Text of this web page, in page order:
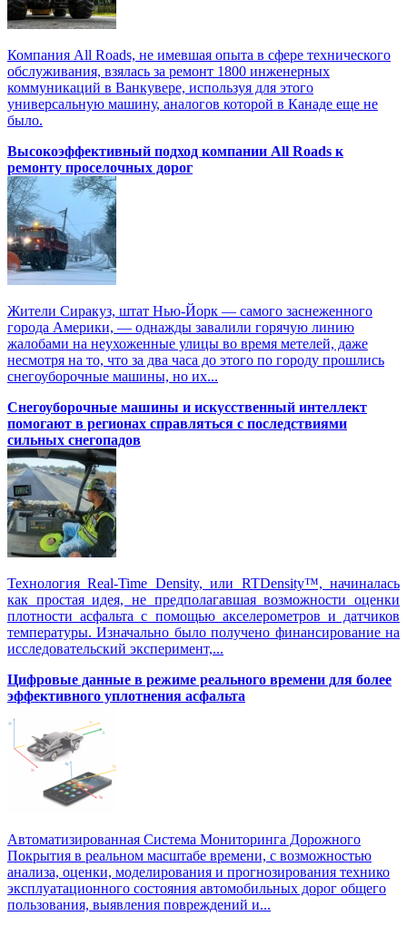
Компания All Roads, не имевшая опыта в сфере технического
обслуживания, взялась за ремонт 1800 инженерных
коммуникаций в Ванкувере, используя для этого
универсальную машину, аналогов которой в Канаде еще не
было.
Высокоэффективный подход компании All Roads к
ремонту проселочных дорог
Жители Сиракуз, штат Нью-Йорк — самого заснеженного
города Америки, — однажды завалили горячую линию
жалобами на неухоженные улицы во время метелей, даже
несмотря на то, что за два часа до этого по городу прошлись
снегоуборочные машины, но их...
Снегоуборочные машины и искусственный интеллект
помогают в регионах справляться с последствиями
сильных снегопадов
Технология Real-Time Density, или RTDensity™, начиналась
как простая идея, не предполагавшая возможности оценки
плотности асфальта с помощью акселерометров и датчиков
температуры. Изначально было получено финансирование на
исследовательский эксперимент,...
Цифровые данные в режиме реального времени для более
эффективного уплотнения асфальта
Автоматизированная Система Мониторинга Дорожного
Покрытия в реальном масштабе времени, с возможностью
анализа, оценки, моделирования и прогнозирования технико
эксплуатационного состояния автомобильных дорог общего
пользования, выявления повреждений и...